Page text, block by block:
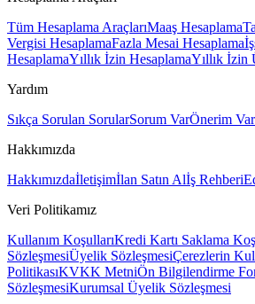
Tüm Hesaplama AraçlarıMaaş Hesaplama
Vergisi HesaplamaFazla Mesai Hesaplama
HesaplamaYıllık İzin HesaplamaYıllık İzin
Yardım
Sıkça Sorulan SorularSorum VarÖnerim Var
Hakkımızda
Hakkımızdaİletişimİlan Satın Alİş Rehberi
Veri Politikamız
Kullanım KoşullarıKredi Kartı Saklama
SözleşmesiÜyelik SözleşmesiÇerezlerin
PolitikasıKVKK MetniÖn Bilgilendirme
SözleşmesiKurumsal Üyelik Sözleşmesi